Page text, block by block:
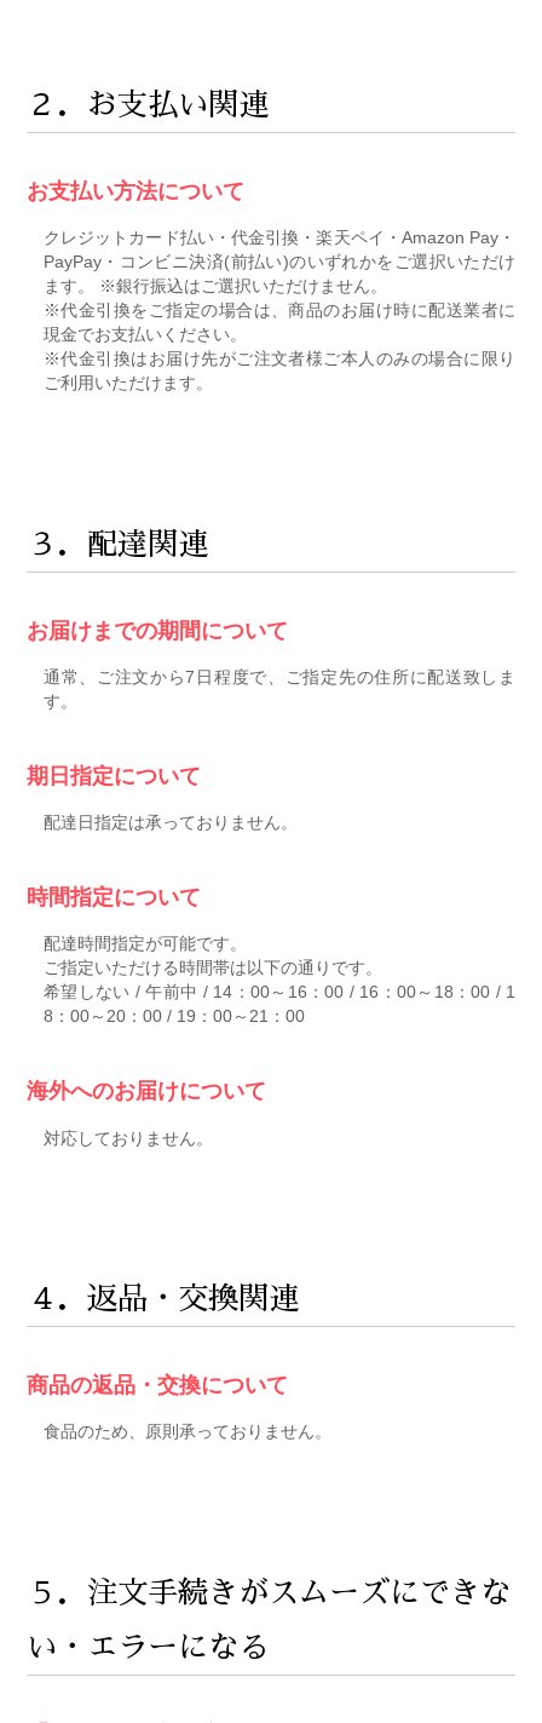
２．お支払い関連
お支払い方法について
クレジットカード払い・代金引換・楽天ペイ・Amazon Pay・
PayPay・コンビニ決済(前払い)のいずれかをご選択いただけ
ます。 ※銀行振込はご選択いただけません。
※代金引換をご指定の場合は、商品のお届け時に配送業者に
現金でお支払いください。
※代金引換はお届け先がご注文者様ご本人のみの場合に限り
ご利用いただけます。
３．配達関連
お届けまでの期間について
通常、ご注文から7日程度で、ご指定先の住所に配送致しま
す。
期日指定について
配達日指定は承っておりません。
時間指定について
配達時間指定が可能です。
ご指定いただける時間帯は以下の通りです。
希望しない / 午前中 / 14：00～16：00 / 16：00～18：00 / 1
8：00～20：00 / 19：00～21：00
海外へのお届けについて
対応しておりません。
４．返品・交換関連
商品の返品・交換について
食品のため、原則承っておりません。
５．注文手続きがスムーズにできな
い・エラーになる